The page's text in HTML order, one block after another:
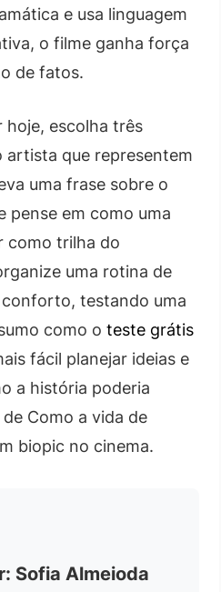
e usa linguagem
o filme ganha força
de fatos.
hoje, escolha três
artista que representem
uma frase sobre o
pense em como uma
como trilha do
uma rotina de
testando uma
como o teste grátis
fácil planejar ideias e
a história poderia
Como a vida de
biopic no cinema.
Sofia Almeioda